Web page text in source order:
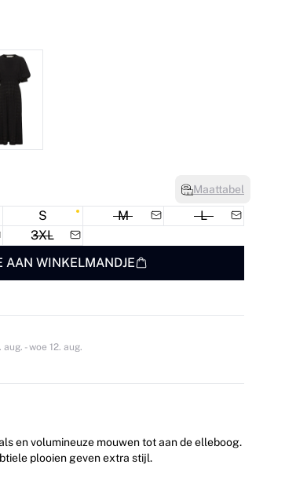
Maattabel
S M
L
3XL
AAN WINKELMANDJE
- woe 12. aug.
en volumineuze mouwen tot aan de elleboog.
plooien geven extra stijl.